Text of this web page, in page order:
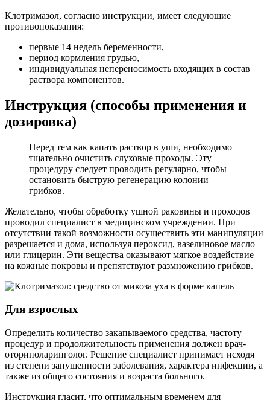
Клотримазол, согласно инструкции, имеет следующие
противопоказания:
первые 14 недель беременности,
период кормления грудью,
индивидуальная непереносимость входящих в состав
раствора компонентов.
Инструкция (способы применения и
дозировка)
Перед тем как капать раствор в уши, необходимо
тщательно очистить слуховые проходы. Эту
процедуру следует проводить регулярно, чтобы
остановить быструю регенерацию колонии
грибков.
Желательно, чтобы обработку ушной раковины и проходов
проводил специалист в медицинском учреждении. При
отсутствии такой возможности осуществить эти манипуляции
разрешается и дома, используя пероксид, вазелиновое масло
или глицерин. Эти вещества оказывают мягкое воздействие
на кожные покровы и препятствуют размножению грибков.
Для взрослых
Определить количество закапываемого средства, частоту
процедур и продолжительность применения должен врач-
оториноларинголог. Решение специалист принимает исходя
из степени запущенности заболевания, характера инфекции, а
также из общего состояния и возраста больного.
Инструкция гласит, что оптимальным временем для